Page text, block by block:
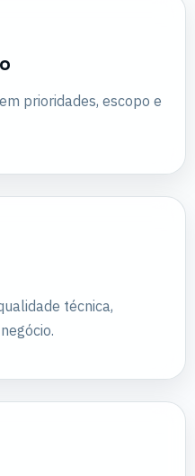
prioridades, escopo e
técnica,